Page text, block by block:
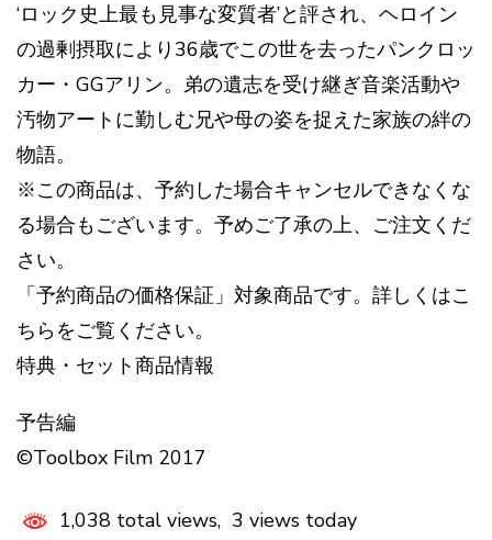
‘ロック史上最も見事な変質者’と評され、ヘロイン
の過剰摂取により36歳でこの世を去ったパンクロッ
カー・GGアリン。弟の遺志を受け継ぎ音楽活動や
汚物アートに勤しむ兄や母の姿を捉えた家族の絆の
物語。
※この商品は、予約した場合キャンセルできなくな
る場合もございます。予めご了承の上、ご注文くだ
さい。
「予約商品の価格保証」対象商品です。詳しくはこ
ちらをご覧ください。
特典・セット商品情報
予告編
©Toolbox Film 2017
1,038 total views, 3 views today